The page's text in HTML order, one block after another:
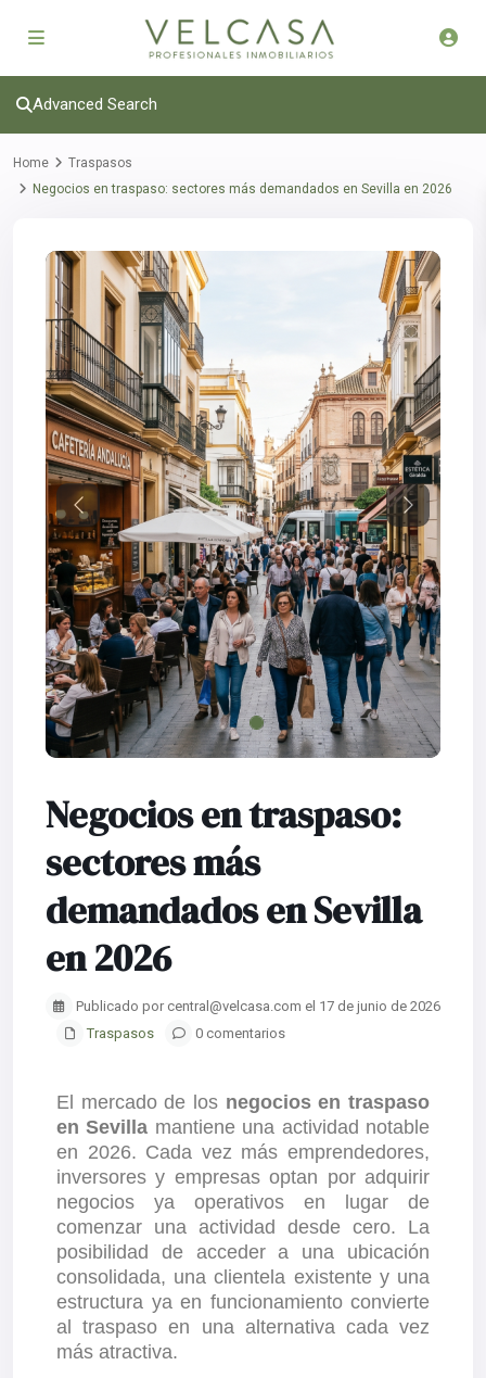
Advanced Search
Home
Traspasos
Negocios en traspaso: sectores más demandados en Sevilla en 2026
Previous Next
Negocios en traspaso:
sectores más
demandados en Sevilla
en 2026
Publicado por central@velcasa.com el 17 de junio de 2026
Traspasos
0 comentarios
El mercado de los negocios en traspaso
en Sevilla mantiene una actividad notable
en 2026. Cada vez más emprendedores,
inversores y empresas optan por adquirir
negocios ya operativos en lugar de
comenzar una actividad desde cero. La
posibilidad de acceder a una ubicación
consolidada, una clientela existente y una
estructura ya en funcionamiento convierte
al traspaso en una alternativa cada vez
más atractiva.